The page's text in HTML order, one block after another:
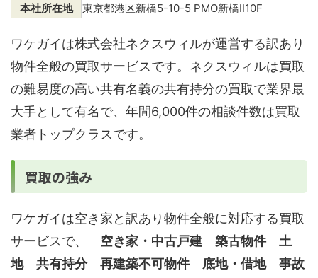
本社所在地
東京都港区新橋5-10-5 PMO新橋Ⅱ10F
ワケガイは株式会社ネクスウィルが運営する訳あり
物件全般の買取サービスです。ネクスウィルは買取
の難易度の高い共有名義の共有持分の買取で業界最
大手として有名で、年間6,000件の相談件数は買取
業者トップクラスです。
買取の強み
ワケガイは空き家と訳あり物件全般に対応する買取
サービスで、 空き家・中古戸建 築古物件 土
地 共有持分 再建築不可物件 底地・借地 事故